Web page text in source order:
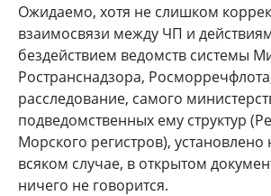
Ожидаемо, хотя не слишком
взаимосвязи между ЧП и
бездействием ведомств системы
Ространснадзора,
расследование, самого
подведомственных ему структур
Морского регистров),
всяком случае, в открытом
ничего не говорится.